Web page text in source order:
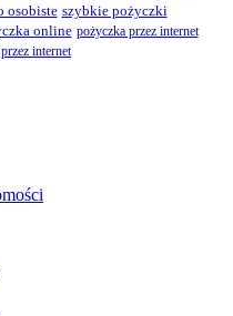
osobiste szybkie pożyczki
online pożyczka przez internet
internet